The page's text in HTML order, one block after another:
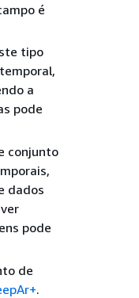
é
tipo
a
pode
conjunto
dados
pode
de
.